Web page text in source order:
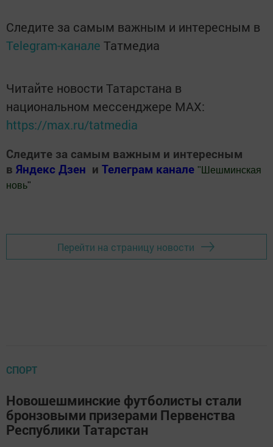
Следите за самым важным и интересным в
Telegram-канале Татмедиа
Читайте новости Татарстана в
национальном мессенджере MАХ:
https://max.ru/tatmedia
Следите за самым важным и интересным
в Яндекс Дзен и Телеграм канале " Шешминская
новь"
Перейти на страницу новости
СПОРТ
Новошешминские футболисты стали
бронзовыми призерами Первенства
Республики Татарстан